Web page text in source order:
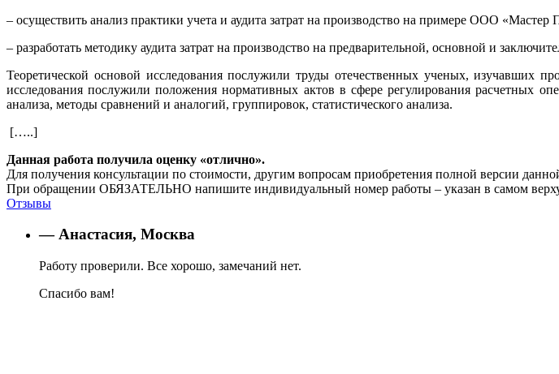
– осуществить анализ практики учета и аудита затрат на производство на примере ООО «Мастер
– разработать методику аудита затрат на производство на предварительной, основной и
Теоретической основой исследования послужили труды отечественных ученых, изучавших
исследования послужили положения нормативных актов в сфере регулирования расчетных
анализа, методы сравнений и аналогий, группировок, статистического анализа.
[…..]
Данная работа получила оценку «отлично».
Для получения консультации по стоимости, другим вопросам приобретения полной версии
При обращении ОБЯЗАТЕЛЬНО напишите индивидуальный номер работы – указан в самом
Отзывы
— Анастасия, Москва
Работу проверили. Все хорошо, замечаний нет.
Спасибо вам!